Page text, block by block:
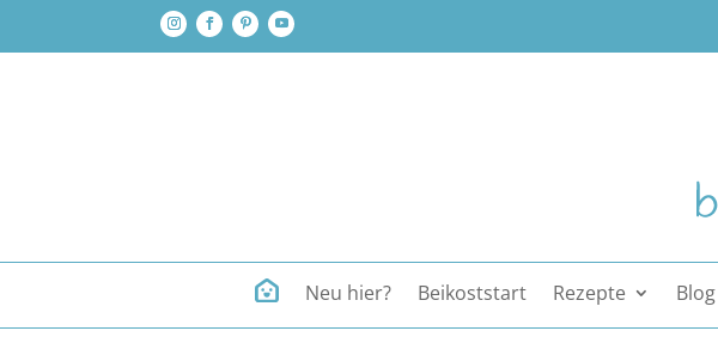
Neu hier? Beikoststart Rezepte Blog